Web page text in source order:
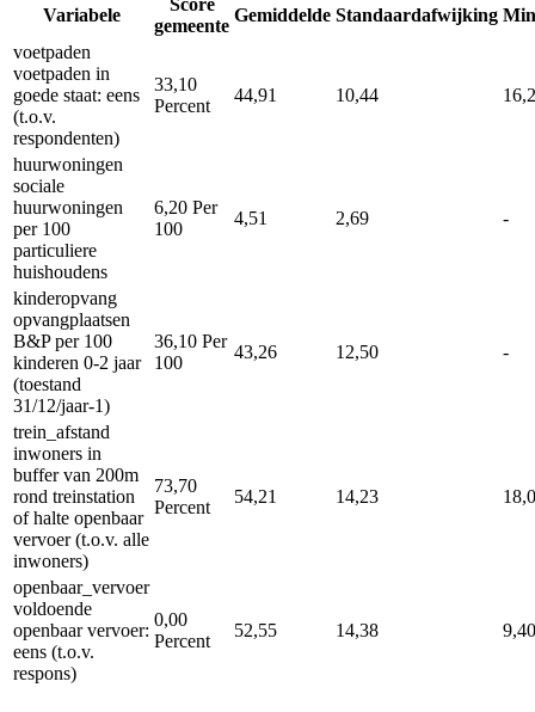
Variabele
Score
gemeente
Gemiddelde Standaardafwijking
voetpaden
voetpaden in
goede staat: eens
(t.o.v.
respondenten)
33,10
Percent
44,91 10,44
huurwoningen
sociale
huurwoningen
per 100
particuliere
huishoudens
6,20 Per
100
4,51 2,69 -
kinderopvang
opvangplaatsen
B&P per 100
kinderen 0-2 jaar
(toestand
31/12/jaar-1)
36,10 Per
100
43,26 12,50 -
trein_afstand
inwoners in
buffer van 200m
rond treinstation
of halte openbaar
vervoer (t.o.v. alle
inwoners)
73,70
Percent
54,21 14,23
openbaar_vervoer
voldoende
openbaar vervoer:
eens (t.o.v.
respons)
0,00
Percent
52,55 14,38 9,40